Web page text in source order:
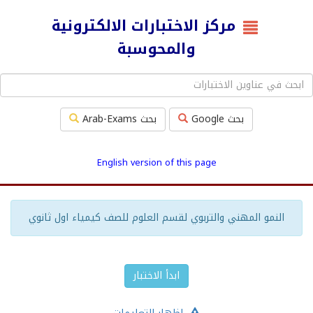
مركز الاختبارات الالكترونية
والمحوسبة
بحث Google بحث Arab-Exams
English version of this page
النمو المهني والتربوي لقسم العلوم للصف كيمياء اول ثانوي
ابدأ الاختبار